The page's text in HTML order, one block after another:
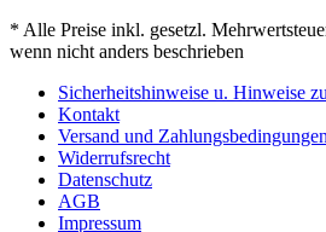
* Alle Preise inkl. gesetzl.
wenn nicht anders beschrieben
Sicherheitshinweise u. Hinweise
Kontakt
Versand und Zahlungsbedingungen
Widerrufsrecht
Datenschutz
AGB
Impressum